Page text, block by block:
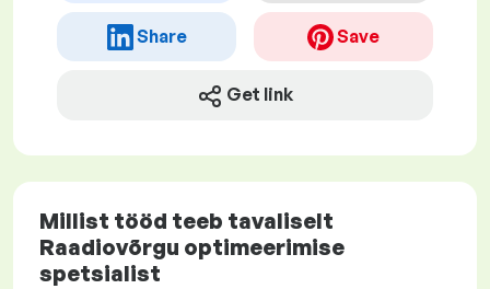
Share Save
Get link
Millist tööd teeb tavaliselt
Raadiovõrgu optimeerimise
spetsialist